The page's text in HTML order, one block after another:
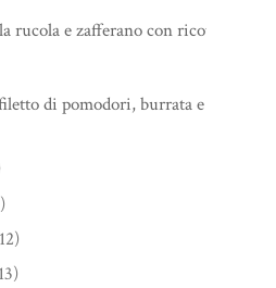
rucola e zafferano con ricotta
di pomodori, burrata e